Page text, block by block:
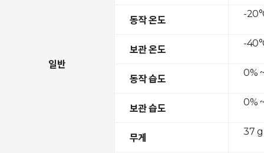
일반
동작 온도
보관 온도
동작 습도
보관 습도
무게
-
-
0%
0%
37 g